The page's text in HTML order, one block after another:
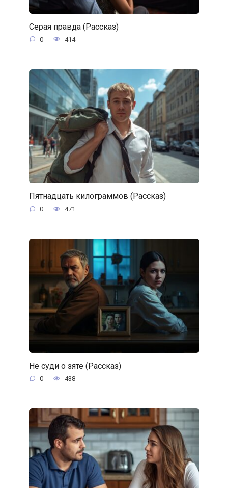
Серая правда (Рассказ)
0 414
Пятнадцать килограммов (Рассказ)
0 471
Не суди о зяте (Рассказ)
0 438